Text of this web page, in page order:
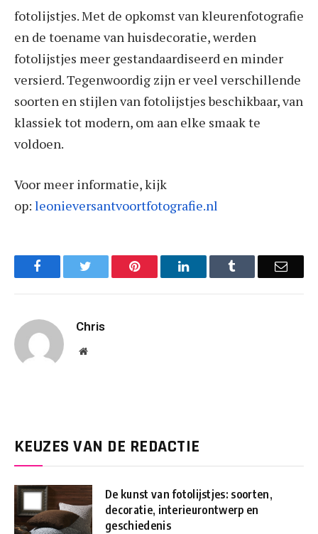
fotolijstjes. Met de opkomst van kleurenfotografie
en de toename van huisdecoratie, werden
fotolijstjes meer gestandaardiseerd en minder
versierd. Tegenwoordig zijn er veel verschillende
soorten en stijlen van fotolijstjes beschikbaar, van
klassiek tot modern, om aan elke smaak te
voldoen.
Voor meer informatie, kijk
op: leonieversantvoortfotografie.nl
Facebook Pinterest LinkedIn Email
Chris
Website
KEUZES VAN DE REDACTIE
De kunst van fotolijstjes: soorten,
decoratie, interieurontwerp en
geschiedenis